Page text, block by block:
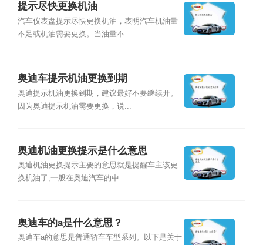
提示尽快更换机油
汽车仪表盘提示尽快更换机油，表明汽车机油量
不足或机油需要更换。当油量不...
奥迪车提示机油更换到期
奥迪提示机油更换到期，建议最好不要继续开。
因为奥迪提示机油需要更换，说...
奥迪机油更换提示是什么意思
奥迪机油更换提示主要的意思就是提醒车主该更
换机油了,一般在奥迪汽车的中...
奥迪车的a是什么意思？
奥迪车a的意思是普通轿车车型系列。以下是关于